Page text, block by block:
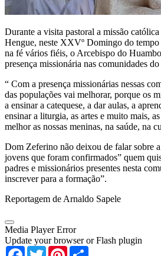
Durante a visita pastoral a missão
Hengue, neste XXVº Domingo do
na fé vários fiéis, o Arcebispo do
presença missionária nas comunidades
“ Com a presença missionárias nessas
das populações vai melhorar, porque os
a ensinar a catequese, a dar aulas, a
ensinar a liturgia, as artes e muito mais,
melhor as nossas meninas, na saúde, na
Dom Zeferino não deixou de falar sobre
jovens que foram confirmados” quem
padres e missionários presentes nesta
inscrever para a formação”.
Reportagem de Arnaldo Sapele
Media Player Error
Update your browser or Flash plugin
Facebook
TwitterPinterest